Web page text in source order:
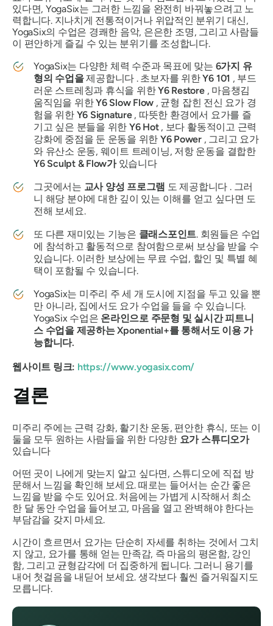
있다면, YogaSix는 그러한 느낌을 완전히 바꿔놓으려고 노
력합니다. 지나치게 전통적이거나 위압적인 분위기 대신,
YogaSix의 수업은 경쾌한 음악, 은은한 조명, 그리고 사람들
이 편안하게 즐길 수 있는 분위기를 조성합니다.
YogaSix는 다양한 체력 수준과 목표에 맞는 6가지 유
형의 수업을제공합니다 . 초보자를 위한Y6 101 , 부드
러운 스트레칭과 휴식을 위한Y6 Restore, 마음챙김
움직임을 위한Y6 Slow Flow , 균형 잡힌 전신 요가 경
험을 위한 Y6 Signature, 따뜻한 환경에서 요가를 즐
기고 싶은 분들을 위한 Y6 Hot, 보다 활동적이고 근력
강화에 중점을 둔 운동을 위한 Y6 Power , 그리고 요가
와 유산소 운동, 웨이트 트레이닝, 저항 운동을 결합한
Y6 Sculpt & Flow가있습니다
그곳에서는 교사 양성 프로그램 도 제공합니다 . 그러
니 해당 분야에 대한 깊이 있는 이해를 얻고 싶다면 도
전해 보세요.
또 다른 재미있는 기능은 클래스포인트. 회원들은 수업
에 참석하고 활동적으로 참여함으로써 보상을 받을 수
있습니다. 이러한 보상에는 무료 수업, 할인 및 특별 혜
택이 포함될 수 있습니다.
YogaSix는 미주리 주 세 개 도시에 지점을 두고 있을 뿐
만 아니라, 집에서도 요가 수업을 들을 수 있습니다.
YogaSix 수업은 온라인으로 주문형 및 실시간 피트니
스 수업을 제공하는 Xponential+를 통해서도 이용 가
능합니다.
웹사이트 링크: https://www.yogasix.com/
결론
미주리 주에는 근력 강화, 활기찬 운동, 편안한 휴식, 또는 이
둘을 모두 원하는 사람들을 위한 다양한 요가 스튜디오가
있습니다
어떤 곳이 나에게 맞는지 알고 싶다면, 스튜디오에 직접 방
문해서 느낌을 확인해 보세요. 때로는 들어서는 순간 좋은
느낌을 받을 수도 있어요. 처음에는 가볍게 시작해서 최소
한 달 동안 수업을 들어보고, 마음을 열고 완벽해야 한다는
부담감을 갖지 마세요.
시간이 흐르면서 요가는 단순히 자세를 취하는 것에서 그치
지 않고, 요가를 통해 얻는 만족감, 즉 마음의 평온함, 강인
함, 그리고 균형감각에 더 집중하게 됩니다. 그러니 용기를
내어 첫걸음을 내딛어 보세요. 생각보다 훨씬 즐거워질지도
모릅니다.